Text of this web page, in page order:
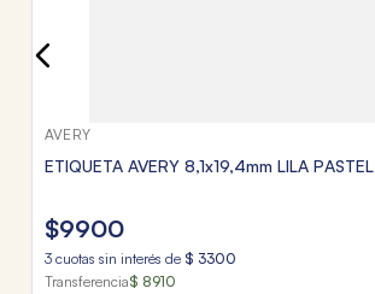
AVERY
ETIQUETA AVERY 8,1x19,4mm LILA PASTEL
$9900
3 cuotas sin interés de $ 3300
Transferencia$ 8910